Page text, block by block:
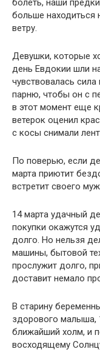
болеть, наши
больше находиться
ветру.
Девушки, которые
день Евдокии шли
чувствовалась сила
парню, чтобы он с
в этот момент еще
ветерок оценил
с косы снимали
По поверью, если
марта приютит
встретит своего
14 марта удачный
покупки окажутся
долго. Но нельзя
машины, бытовой
прослужит долго,
доставит немало
В старину
здорового малыша,
ближайший холм, и
восходящему